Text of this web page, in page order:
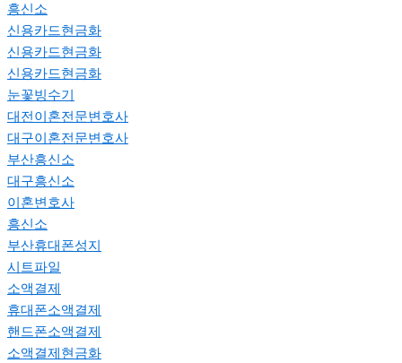
흥신소
신용카드현금화
신용카드현금화
신용카드현금화
눈꽃빙수기
대전이혼전문변호사
대구이혼전문변호사
부산흥신소
대구흥신소
이혼변호사
흥신소
부산휴대폰성지
시트파일
소액결제
휴대폰소액결제
핸드폰소액결제
소액결제현금화